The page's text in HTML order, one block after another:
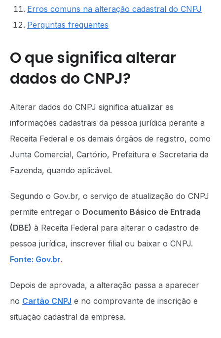
Erros comuns na alteração cadastral do CNPJ
Perguntas frequentes
O que significa alterar
dados do CNPJ?
Alterar dados do CNPJ significa atualizar as
informações cadastrais da pessoa jurídica perante a
Receita Federal e os demais órgãos de registro, como
Junta Comercial, Cartório, Prefeitura e Secretaria da
Fazenda, quando aplicável.
Segundo o Gov.br, o serviço de atualização do CNPJ
permite entregar o Documento Básico de Entrada
(DBE) à Receita Federal para alterar o cadastro de
pessoa jurídica, inscrever filial ou baixar o CNPJ.
Fonte: Gov.br.
Depois de aprovada, a alteração passa a aparecer
no Cartão CNPJ e no comprovante de inscrição e
situação cadastral da empresa.